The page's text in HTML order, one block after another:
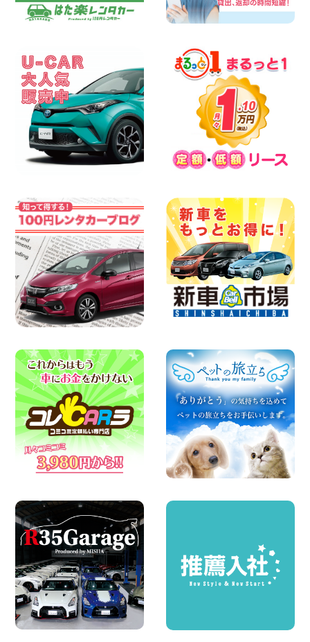
三河安城店 8月限定!平日限定レンタカー
100円レンタカー 三河安城
2026年08月06日
体調崩してませんか?? 兵庫県 加古川店
100円レンタカー 加古川
2026年08月06日
【佐渡の夏はレンタカーで自由に!】 新潟
県 両津店
100円レンタカー 両津
2026年08月06日
佐渡空港店
100円レンタカー 佐渡空港
2026年08月06日
今週末空きあります☆ 大阪府 寝屋川太間
東町店
100円レンタカー 寝屋川太間東町
2026年08月06日
☆ お盆特別乗り放題プラン ☆ 埼玉県 杉
戸店
100円レンタカー 杉戸
ールが付いている〜!! 福島県 福島笹木野
店
100円レンタカー 福島笹木野
2026年08月05日
※※超格安日額5,800円※※荷物運びに最適
の軽バンのレンタカー!! 出雲ドーム前店
島根県 出雲ドーム前店
100円レンタカー 出雲ドーム前
2026年08月05日
人気のスペイドワゴン ライトブルーで登
100円レンタカー 羽田空港
ちょっとそこまで。もっと気軽に 埼玉県
西武秩父駅前店
100円レンタカー 西武秩父駅前
2026年08月03日
圧倒的な存在感!【トヨタ・メガクルーザ
ー】を体感できるチャンスです! 千葉県
千葉北店